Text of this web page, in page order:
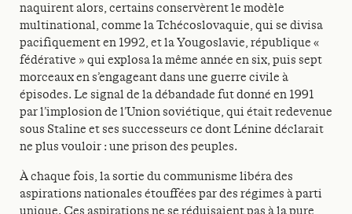
naquirent alors, certains conservèrent le modèle
multinational, comme la Tchéco­slovaquie, qui se divisa
pacifiquement en 1992, et la Yougoslavie, république «
fédérative » qui explosa la même année en six, puis sept
morceaux en s’engageant dans une guerre civile à
épisodes. Le signal de la débandade fut donné en 1991
par l’implosion de l’Union soviétique, qui était redevenue
sous Staline et ses successeurs ce dont Lénine déclarait
ne plus vouloir : une prison des peuples.
À chaque fois, la sortie du communisme libéra des
aspirations nationales étouffées par des régimes à parti
unique. Ces aspirations ne se réduisaient pas à la pure